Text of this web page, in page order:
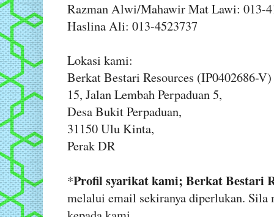
Razman Alwi/Mahawir Mat Lawi: 013-
Haslina Ali: 013-4523737
Lokasi kami:
Berkat Bestari Resources (IP0402686-V)
15, Jalan Lembah Perpaduan 5,
Desa Bukit Perpaduan,
31150 Ulu Kinta,
Perak DR
*Profil syarikat kami; Berkat Bestari
melalui email sekiranya diperlukan. Sila